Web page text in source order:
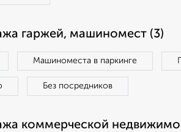
гаржей, машиномест (3)
Машиноместа в паркинге
Без посредников
коммерческой